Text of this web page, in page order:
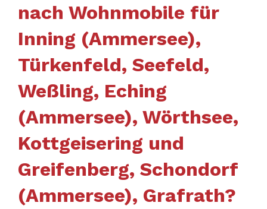
nach Wohnmobile für
Inning (Ammersee),
Türkenfeld, Seefeld,
Weßling, Eching
(Ammersee), Wörthsee,
Kottgeisering und
Greifenberg, Schondorf
(Ammersee), Grafrath?